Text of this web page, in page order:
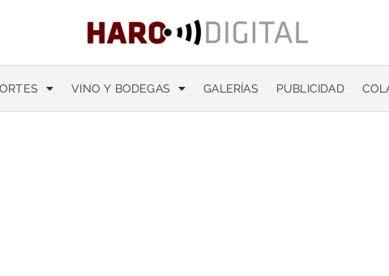
VINO Y BODEGAS GALERÍAS PUBLICIDAD